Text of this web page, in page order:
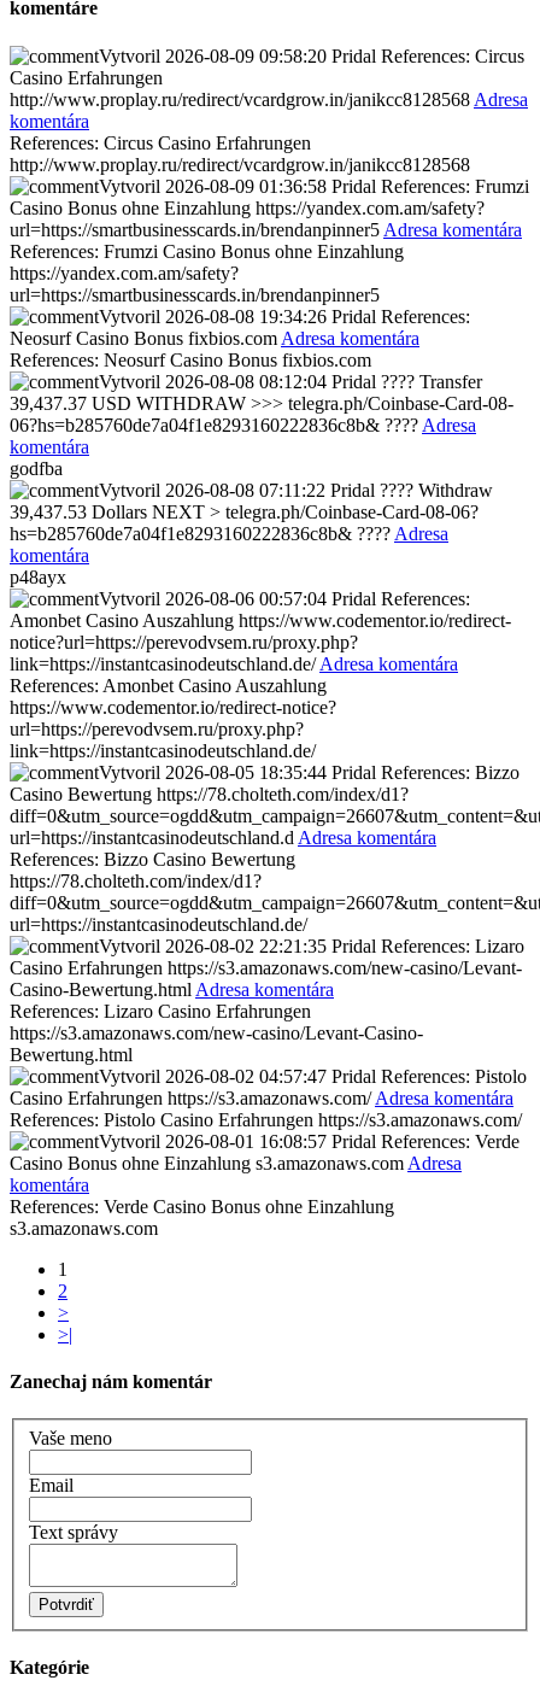
komentáre
Vytvoril 2026-08-09 09:58:20 Pridal References: Circus
Casino Erfahrungen
http://www.proplay.ru/redirect/vcardgrow.in/janikcc8128568 Adresa
komentára
References: Circus Casino Erfahrungen
http://www.proplay.ru/redirect/vcardgrow.in/janikcc8128568
Vytvoril 2026-08-09 01:36:58 Pridal References: Frumzi
Casino Bonus ohne Einzahlung https://yandex.com.am/safety?
url=https://smartbusinesscards.in/brendanpinner5 Adresa komentára
References: Frumzi Casino Bonus ohne Einzahlung
https://yandex.com.am/safety?
url=https://smartbusinesscards.in/brendanpinner5
Vytvoril 2026-08-08 19:34:26 Pridal References:
Neosurf Casino Bonus fixbios.com Adresa komentára
References: Neosurf Casino Bonus fixbios.com
Vytvoril 2026-08-08 08:12:04 Pridal ???? Transfer
39,437.37 USD WITHDRAW >>> telegra.ph/Coinbase-Card-08-
06?hs=b285760de7a04f1e8293160222836c8b& ???? Adresa
komentára
godfba
Vytvoril 2026-08-08 07:11:22 Pridal ???? Withdraw
39,437.53 Dollars NEXT > telegra.ph/Coinbase-Card-08-06?
hs=b285760de7a04f1e8293160222836c8b& ???? Adresa
komentára
p48ayx
Vytvoril 2026-08-06 00:57:04 Pridal References:
Amonbet Casino Auszahlung https://www.codementor.io/redirect-
notice?url=https://perevodvsem.ru/proxy.php?
link=https://instantcasinodeutschland.de/ Adresa komentára
References: Amonbet Casino Auszahlung
https://www.codementor.io/redirect-notice?
url=https://perevodvsem.ru/proxy.php?
link=https://instantcasinodeutschland.de/
Vytvoril 2026-08-05 18:35:44 Pridal References: Bizzo
Casino Bewertung https://78.cholteth.com/index/d1?
url=https://instantcasinodeutschland.d Adresa komentára
References: Bizzo Casino Bewertung
https://78.cholteth.com/index/d1?
url=https://instantcasinodeutschland.de/
Vytvoril 2026-08-02 22:21:35 Pridal References: Lizaro
Casino Erfahrungen https://s3.amazonaws.com/new-casino/Levant-
Casino-Bewertung.html Adresa komentára
References: Lizaro Casino Erfahrungen
https://s3.amazonaws.com/new-casino/Levant-Casino-
Bewertung.html
Vytvoril 2026-08-02 04:57:47 Pridal References: Pistolo
Casino Erfahrungen https://s3.amazonaws.com/ Adresa komentára
References: Pistolo Casino Erfahrungen https://s3.amazonaws.com/
Vytvoril 2026-08-01 16:08:57 Pridal References: Verde
Casino Bonus ohne Einzahlung s3.amazonaws.com Adresa
komentára
References: Verde Casino Bonus ohne Einzahlung
s3.amazonaws.com
1
2
>
>|
Zanechaj nám komentár
Vaše meno
Email
Text správy
Potvrdiť
Kategórie